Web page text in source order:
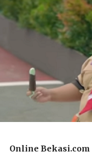
Online Bekasi.com